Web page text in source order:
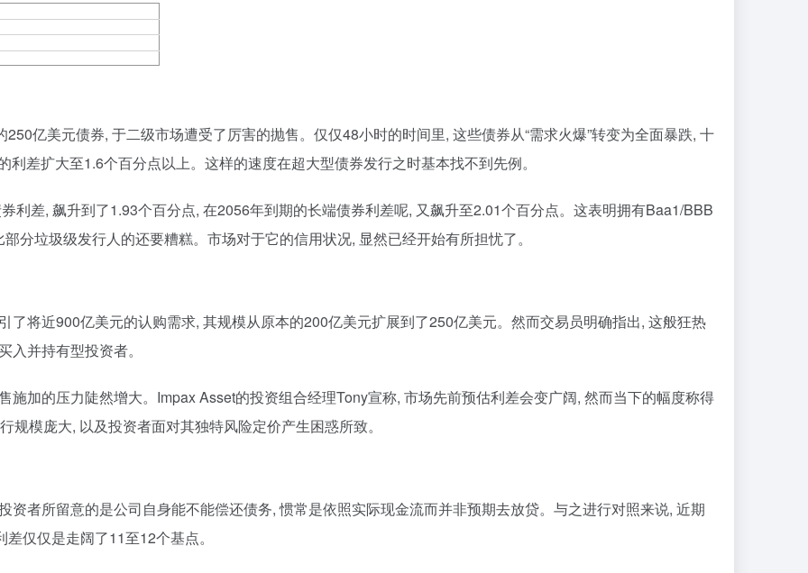
亿美元债券, 于二级市场遭受了厉害的抛售。仅仅48小时的时间里, 这些债券从“需求火爆”转变为全面暴跌, 十
差扩大至1.6个百分点以上。这样的速度在超大型债券发行之时基本找不到先例。
利差, 飙升到了1.93个百分点, 在2056年到期的长端债券利差呢, 又飙升至2.01个百分点。这表明拥有Baa1/BBB
分垃圾级发行人的还要糟糕。市场对于它的信用状况, 显然已经开始有所担忧了。
了将近900亿美元的认购需求, 其规模从原本的200亿美元扩展到了250亿美元。然而交易员明确指出, 这般狂热
并持有型投资者。
施加的压力陡然增大。Impax Asset的投资组合经理Tony宣称, 市场先前预估利差会变广阔, 然而当下的幅度称得
规模庞大, 以及投资者面对其独特风险定价产生困惑所致。
资者所留意的是公司自身能不能偿还债务, 惯常是依照实际现金流而并非预期去放贷。与之进行对照来说, 近期
仅仅是走阔了11至12个基点。